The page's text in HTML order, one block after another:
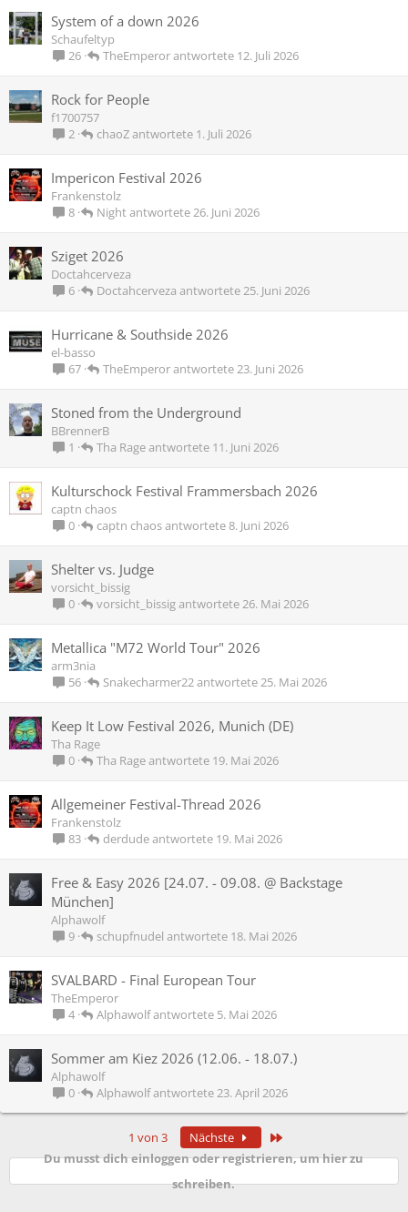
System of a down 2026
Schaufeltyp
26
12. Juli 2026
TheEmperor
Rock for People
f1700757
2
1. Juli 2026
chaoZ
Impericon Festival 2026
Frankenstolz
8
26. Juni 2026
Night
Sziget 2026
Doctahcerveza
6
25. Juni 2026
Doctahcerveza
Hurricane & Southside 2026
el-basso
67
23. Juni 2026
TheEmperor
Stoned from the Underground
BBrennerB
1
11. Juni 2026
Tha Rage
Kulturschock Festival Frammersbach 2026
captn chaos
0
8. Juni 2026
captn chaos
Shelter vs. Judge
vorsicht_bissig
0
26. Mai 2026
vorsicht_bissig
Metallica "M72 World Tour" 2026
arm3nia
56
25. Mai 2026
Snakecharmer22
Keep It Low Festival 2026, Munich (DE)
Tha Rage
0
19. Mai 2026
Tha Rage
Allgemeiner Festival-Thread 2026
Frankenstolz
83
19. Mai 2026
derdude
Free & Easy 2026 [24.07. - 09.08. @ Backstage
München]
Alphawolf
9
18. Mai 2026
schupfnudel
SVALBARD - Final European Tour
TheEmperor
4
5. Mai 2026
Alphawolf
Sommer am Kiez 2026 (12.06. - 18.07.)
Alphawolf
0
23. April 2026
Alphawolf
1 von 3 Nächste
Du musst dich einloggen oder registrieren, um hier zu
schreiben.